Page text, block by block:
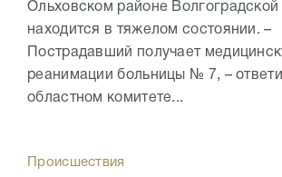
Ольховском районе Волгоградской
находится в тяжелом состоянии. –
Пострадавший получает
реанимации больницы № 7, –
областном комитете...
Происшествия